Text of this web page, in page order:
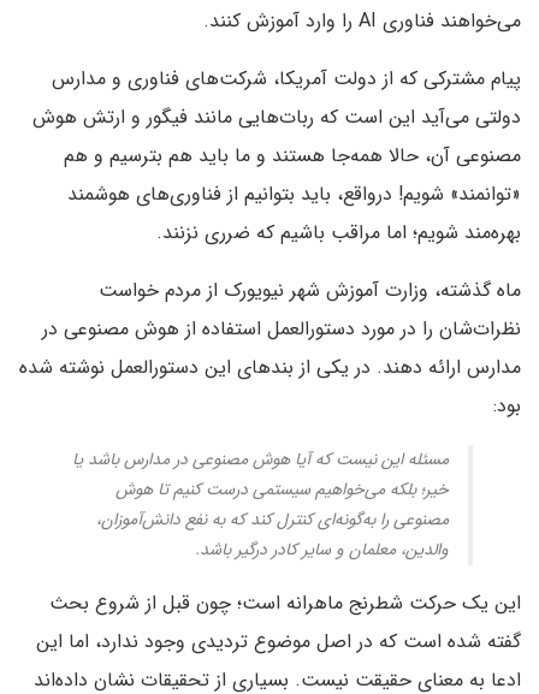
می‌خواهند فناوری AI را وارد آموزش کنند.
پیام مشترکی که از دولت آمریکا، شرکت‌های فناوری و مدارس
دولتی می‌آید این است که ربات‌هایی مانند فیگور و ارتش هوش
مصنوعی آن، حالا همه‌جا هستند و ما باید هم بترسیم و هم
«توانمند» شویم! درواقع، باید بتوانیم از فناوری‌های هوشمند
بهره‌مند شویم؛ اما مراقب باشیم که ضرری نزنند.
ماه گذشته، وزارت آموزش شهر نیویورک از مردم خواست
نظرات‌شان را در مورد دستورالعمل استفاده از هوش مصنوعی در
مدارس ارائه دهند. در یکی از بندهای این دستورالعمل نوشته شده
بود:
مسئله این نیست که آیا هوش مصنوعی در مدارس باشد یا
خیر؛ بلکه می‌خواهیم سیستمی درست کنیم تا هوش
مصنوعی را به‌گونه‌ای کنترل کند که به نفع دانش‌آموزان،
والدین، معلمان و سایر کادر درگیر باشد.
این یک حرکت شطرنج ماهرانه است؛ چون قبل از شروع بحث
گفته شده است که در اصل موضوع تردیدی وجود ندارد، اما این
ادعا به معنای حقیقت نیست. بسیاری از تحقیقات نشان داده‌اند